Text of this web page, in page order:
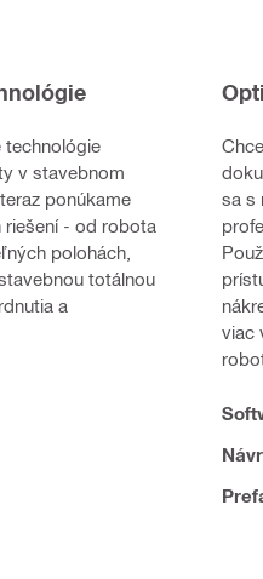
technológie
v stavebnom
ponúkame
- od robota
polohách,
totálnou
a
sa s
viac